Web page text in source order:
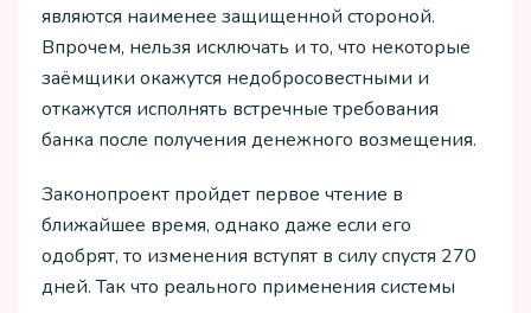
являются наименее защищенной стороной.
Впрочем, нельзя исключать и то, что некоторые
заёмщики окажутся недобросовестными и
откажутся исполнять встречные требования
банка после получения денежного возмещения.
Законопроект пройдет первое чтение в
ближайшее время, однако даже если его
одобрят, то изменения вступят в силу спустя 270
дней. Так что реального применения системы